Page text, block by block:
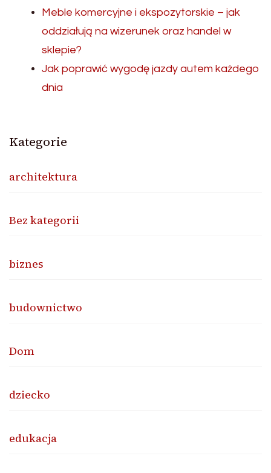
Meble komercyjne i ekspozytorskie – jak
oddziałują na wizerunek oraz handel w
sklepie?
Jak poprawić wygodę jazdy autem każdego
dnia
Kategorie
architektura
Bez kategorii
biznes
budownictwo
Dom
dziecko
edukacja